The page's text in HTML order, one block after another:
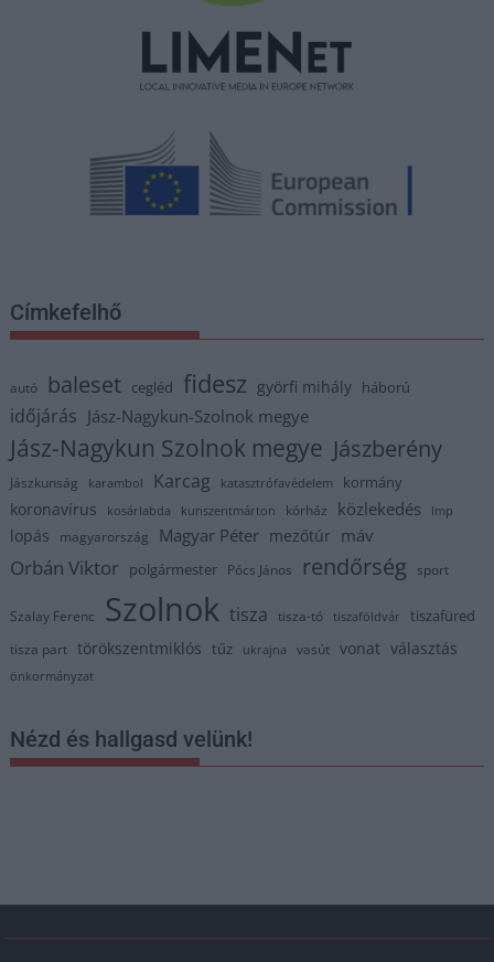
Címkefelhő
autó baleset cegléd fidesz györfi mihály háború
időjárás Jász-Nagykun-Szolnok megye
Jász-Nagykun Szolnok megye Jászberény
Jászkunság karambol Karcag katasztrófavédelem kormány
koronavírus kosárlabda kunszentmárton kórház közlekedés lmp
lopás magyarország Magyar Péter mezőtúr máv
Orbán Viktor polgármester Pócs János rendőrség sport
Szalay Ferenc Szolnok tisza tisza-tó tiszaföldvár tiszafüred
tisza part törökszentmiklós tűz ukrajna vasút vonat választás
önkormányzat
Nézd és hallgasd velünk!